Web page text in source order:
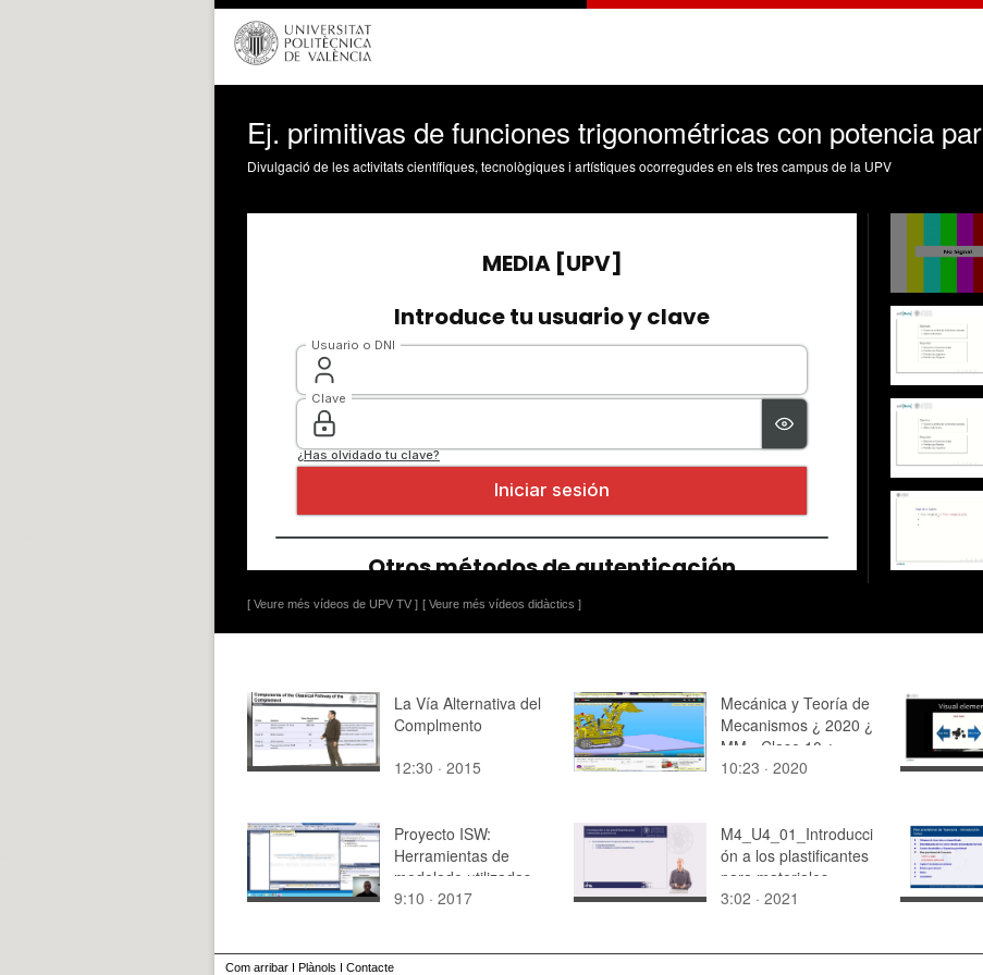
Ej. primitivas de funciones trigonométricas con potencia par
Divulgació de les activitats científiques, tecnològiques i artístiques ocorregudes en els tres campus de la UPV
[ Veure més vídeos de UPV TV ] [ Veure més vídeos didàctics ]
La Vía Alternativa del
Complmento
12:30 · 2015
Mecánica y Teoría de
Mecanismos ¿ 2020 ¿
MM - Clase 10 ¿
Tramo 03 de 10
10:23 · 2020
Proyecto ISW:
Herramientas de
modelado utilizadas
en las prácticas
9:10 · 2017
M4_U4_01_Introducci
ón a los plastificantes
para materiales
poliméricos
3:02 · 2021
Com arribar I Plànols I Contacte